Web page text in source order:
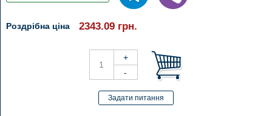
Роздрібна ціна 2343.09 грн.